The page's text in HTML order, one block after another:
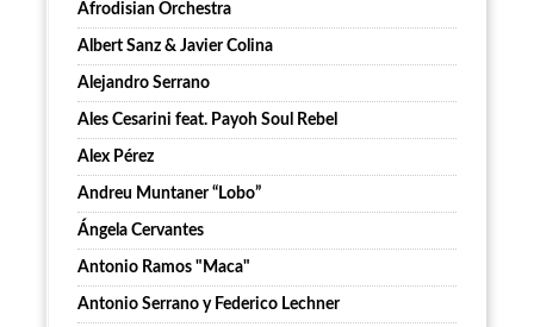
Afrodisian Orchestra
Albert Sanz & Javier Colina
Alejandro Serrano
Ales Cesarini feat. Payoh Soul Rebel
Alex Pérez
Andreu Muntaner “Lobo”
Ángela Cervantes
Antonio Ramos "Maca"
Antonio Serrano y Federico Lechner